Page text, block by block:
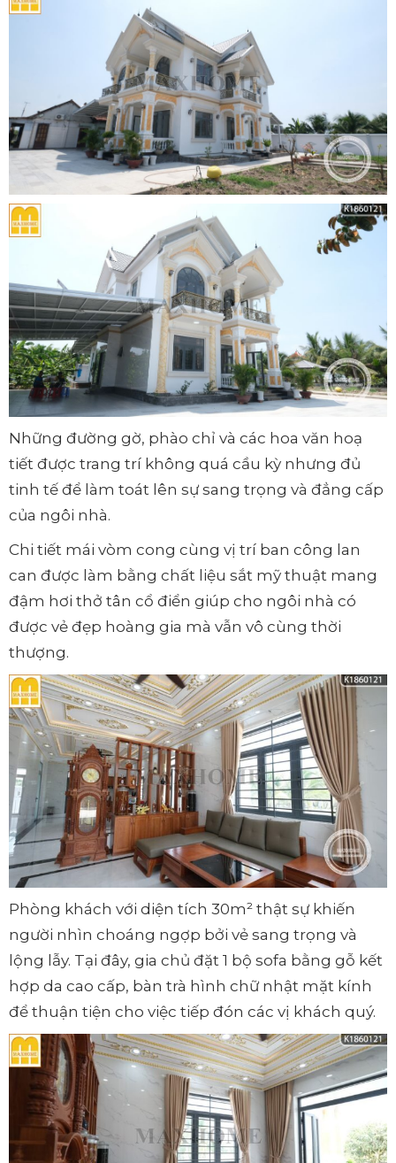
Những đường gờ, phào chỉ và các hoa văn hoạ
tiết được trang trí không quá cầu kỳ nhưng đủ
tinh tế để làm toát lên sự sang trọng và đẳng cấp
của ngôi nhà.
Chi tiết mái vòm cong cùng vị trí ban công lan
can được làm bằng chất liệu sắt mỹ thuật mang
đậm hơi thở tân cổ điển giúp cho ngôi nhà có
được vẻ đẹp hoàng gia mà vẫn vô cùng thời
thượng.
Phòng khách với diện tích 30m² thật sự khiến
người nhìn choáng ngợp bởi vẻ sang trọng và
lộng lẫy. Tại đây, gia chủ đặt 1 bộ sofa bằng gỗ kết
hợp da cao cấp, bàn trà hình chữ nhật mặt kính
để thuận tiện cho việc tiếp đón các vị khách quý.